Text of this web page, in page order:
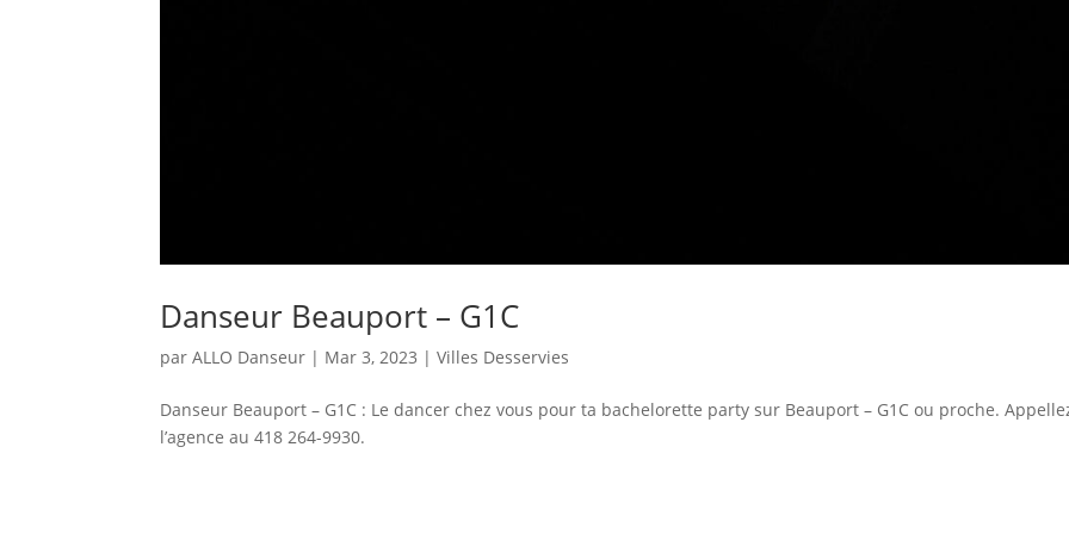
Danseur Beauport – G1C
parALLO Danseur | Mar 3, 2023 |Villes Desservies
Danseur Beauport – G1C : Le dancer chez vous pour ta bachelorette party sur Beauport – G1C ou proche.
l’agence au 418 264-9930.